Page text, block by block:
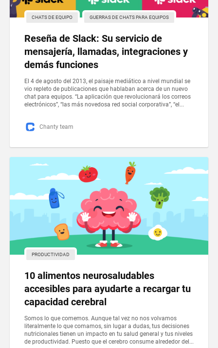
CHATS DE EQUIPO GUERRAS DE CHATS PARA EQUIPOS
Reseña de Slack: Su servicio de
mensajería, llamadas, integraciones y
demás funciones
El 4 de agosto del 2013, el paisaje mediático a nivel mundial se
vio repleto de publicaciones que hablaban acerca de un nuevo
chat para equipos. “La aplicación que revolucionará los correos
electrónicos”, “las más novedosa red social corporativa”, “el...
Chanty team
PRODUCTIVIDAD
10 alimentos neurosaludables
accesibles para ayudarte a recargar tu
capacidad cerebral
Somos lo que comemos. Aunque tal vez no nos volvamos
literalmente lo que comamos, sin lugar a dudas, tus decisiones
nutricionales tienen un impacto en tu salud general y tus niveles
de productividad. Puesto que el cerebro consume alrededor del...